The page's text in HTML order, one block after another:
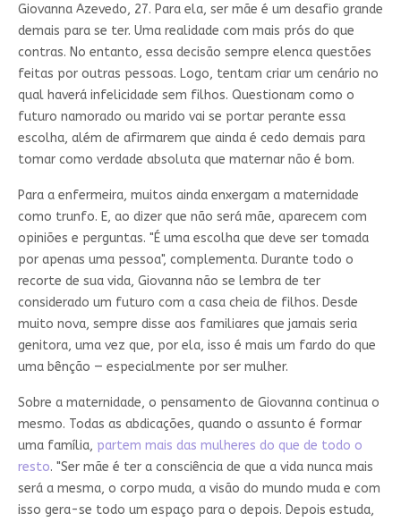
Giovanna Azevedo, 27. Para ela, ser mãe é um desafio grande
demais para se ter. Uma realidade com mais prós do que
contras. No entanto, essa decisão sempre elenca questões
feitas por outras pessoas. Logo, tentam criar um cenário no
qual haverá infelicidade sem filhos. Questionam como o
futuro namorado ou marido vai se portar perante essa
escolha, além de afirmarem que ainda é cedo demais para
tomar como verdade absoluta que maternar não é bom.
Para a enfermeira, muitos ainda enxergam a maternidade
como trunfo. E, ao dizer que não será mãe, aparecem com
opiniões e perguntas. "É uma escolha que deve ser tomada
por apenas uma pessoa", complementa. Durante todo o
recorte de sua vida, Giovanna não se lembra de ter
considerado um futuro com a casa cheia de filhos. Desde
muito nova, sempre disse aos familiares que jamais seria
genitora, uma vez que, por ela, isso é mais um fardo do que
uma bênção — especialmente por ser mulher.
Sobre a maternidade, o pensamento de Giovanna continua o
mesmo. Todas as abdicações, quando o assunto é formar
uma família, partem mais das mulheres do que de todo o
resto. "Ser mãe é ter a consciência de que a vida nunca mais
será a mesma, o corpo muda, a visão do mundo muda e com
isso gera-se todo um espaço para o depois. Depois estuda,